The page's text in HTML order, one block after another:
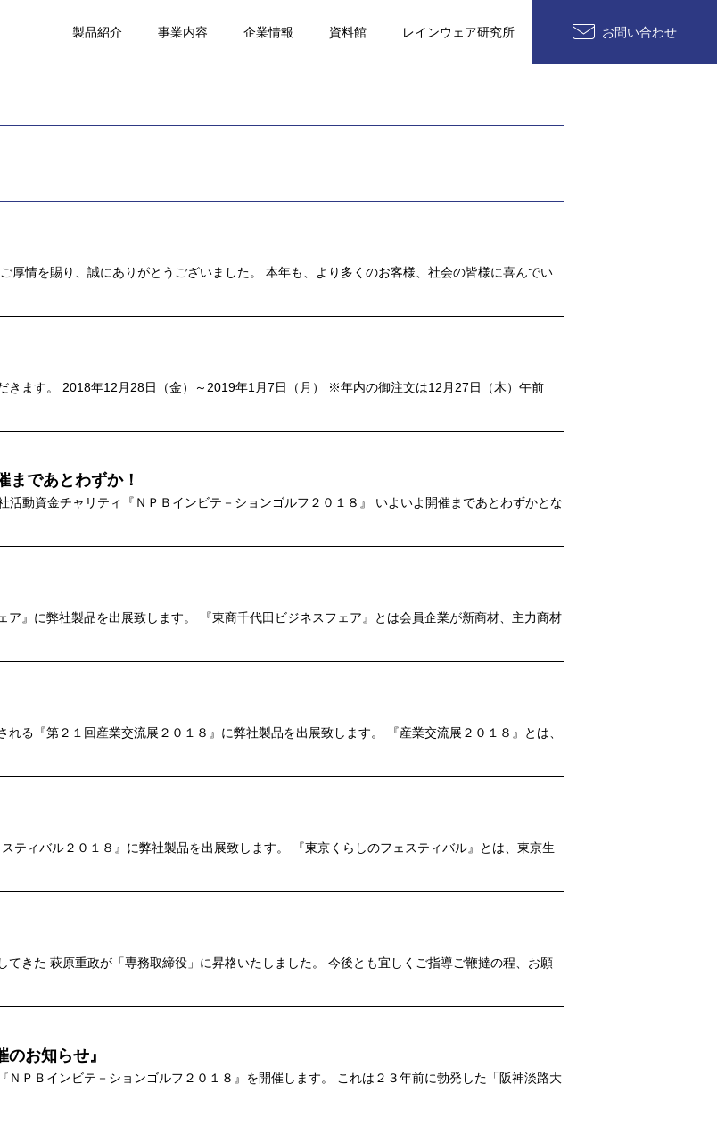
製品紹介 事業内容 企業情報 資料館 レインウェア研究所 お問い合わせ
厚情を賜り、誠にありがとうございました。 本年も、より多くのお客様、社会の皆様に喜んでい
きます。 2018年12月28日（金）～2019年1月7日（月） ※年内の御注文は12月27日（木）午前
まであとわずか！
動資金チャリティ『ＮＰＢインビテ－ションゴルフ２０１８』 いよいよ開催まであとわずかとな
ア』に弊社製品を出展致します。 『東商千代田ビジネスフェア』とは会員企業が新商材、主力商材
る『第２１回産業交流展２０１８』に弊社製品を出展致します。 『産業交流展２０１８』とは、
ティバル２０１８』に弊社製品を出展致します。 『東京くらしのフェスティバル』とは、東京生
てきた 萩原重政が「専務取締役」に昇格いたしました。 今後とも宜しくご指導ご鞭撻の程、お願
お知らせ』
ＰＢインビテ－ションゴルフ２０１８』を開催します。 これは２３年前に勃発した「阪神淡路大